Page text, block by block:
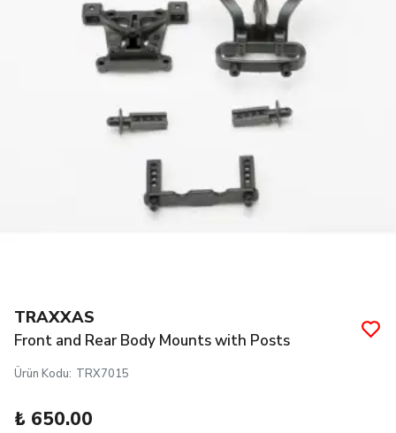
TRAXXAS
Front and Rear Body Mounts with Posts
Ürün Kodu: TRX7015
₺ 650.00